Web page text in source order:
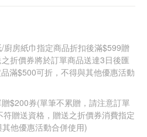
房紙巾指定商品折扣後滿$599贈
折價券將於訂單商品送達3日後匯
滿$500可折，不得與其他優惠活動
$200券(單筆不累贈，請注意訂單
贈送資格，贈送之折價券消費指定
他優惠活動合併使用)